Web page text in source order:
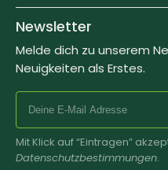
Newsletter
Melde dich zu unserem
Neuigkeiten als Erstes.
Mit Klick auf “Eintragen”
Datenschutzbestimmungen.